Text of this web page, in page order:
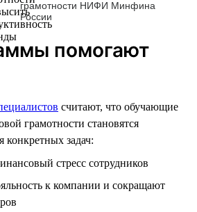
грамотности НИФИ Минфина
России
помогают
считают, что обучающие
грамотности становятся
задач:
стресс сотрудников
к компании и сокращают